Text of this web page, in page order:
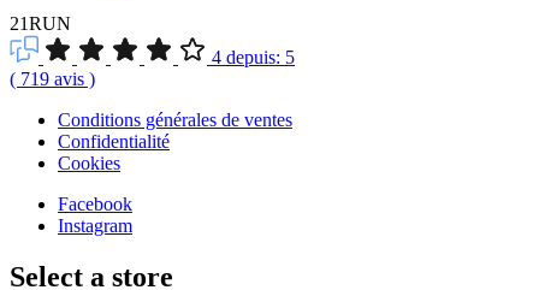
21RUN
4 depuis: 5
( 719 avis )
Conditions générales de ventes
Confidentialité
Cookies
Facebook
Instagram
Select a store